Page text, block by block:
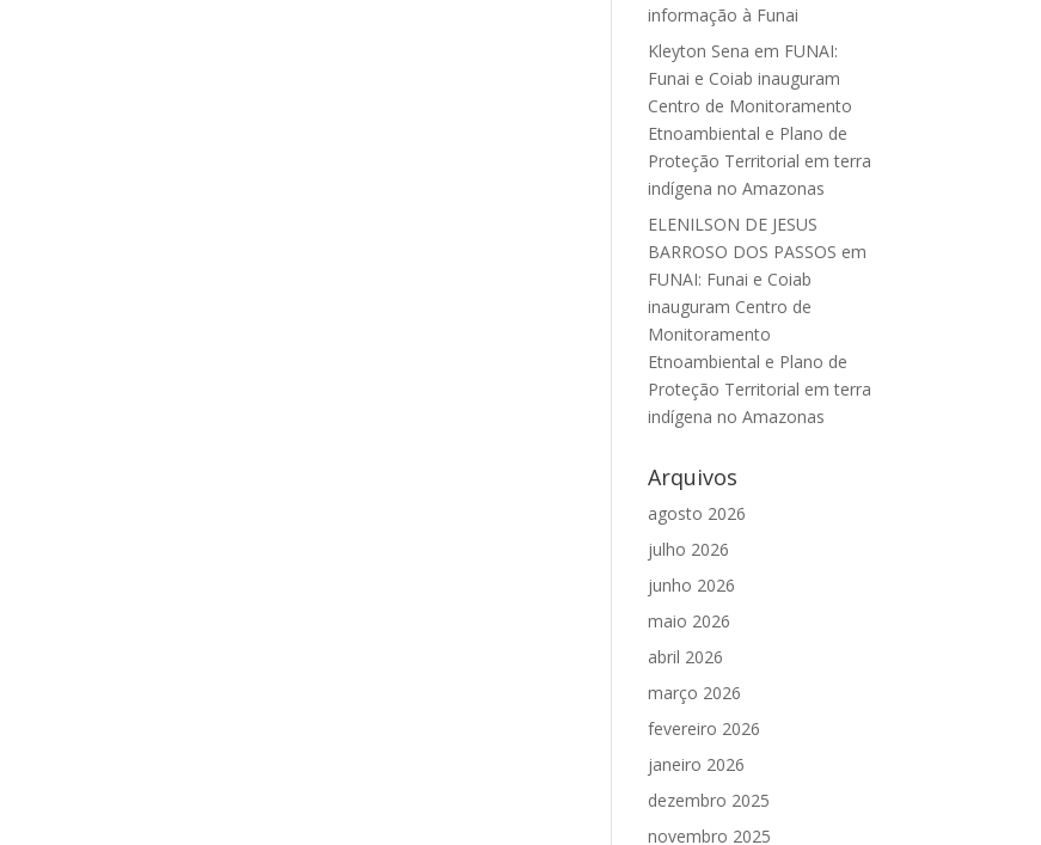
informação à Funai
Kleyton Sena em FUNAI:
Funai e Coiab inauguram
Centro de Monitoramento
Etnoambiental e Plano de
Proteção Territorial em terra
indígena no Amazonas
ELENILSON DE JESUS
BARROSO DOS PASSOS em
FUNAI: Funai e Coiab
inauguram Centro de
Monitoramento
Etnoambiental e Plano de
Proteção Territorial em terra
indígena no Amazonas
Arquivos
agosto 2026
julho 2026
junho 2026
maio 2026
abril 2026
março 2026
fevereiro 2026
janeiro 2026
dezembro 2025
novembro 2025